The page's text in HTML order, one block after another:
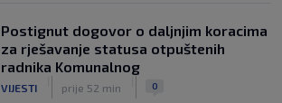
Postignut dogovor o daljnjim koracima
za rješavanje statusa otpuštenih
radnika Komunalnog
VIJESTI prije 52 min 0